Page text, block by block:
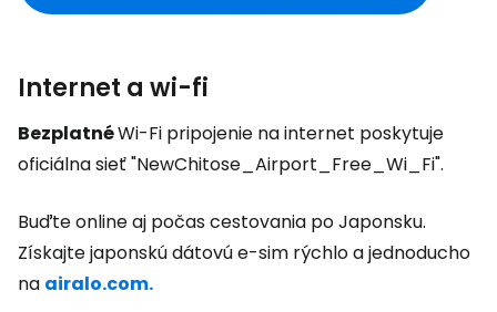
Internet a wi-fi
BezplatnéWi-Fi pripojenie na internet poskytuje
oficiálna sieť "NewChitose_Airport_Free_Wi_Fi".
Buďte online aj počas cestovania po Japonsku.
Získajte japonskú dátovú e-sim rýchlo a jednoducho
na airalo.com.